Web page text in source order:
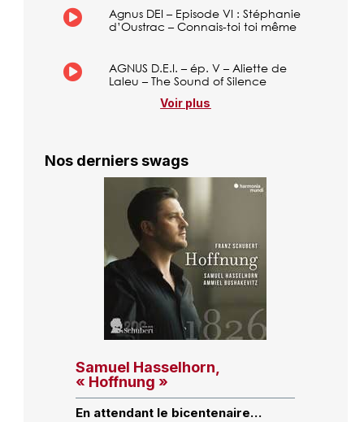
Agnus DEI – Episode VI : Stéphanie
d’Oustrac – Connais-toi toi même
AGNUS D.E.I. – ép. V – Aliette de
Laleu – The Sound of Silence
Voir plus
Nos derniers swags
Samuel Hasselhorn,
« Hoffnung »
En attendant le bicentenaire…